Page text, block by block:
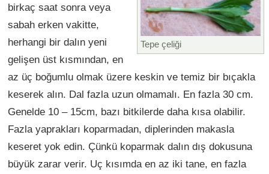
Tepe çeliği
birkaç saat sonra veya
sabah erken vakitte,
herhangi bir dalın yeni
gelişen üst kısmından, en
az üç boğumlu olmak üzere keskin ve temiz bir bıçakla
keserek alın. Dal fazla uzun olmamalı. En fazla 30 cm.
Genelde 10 – 15cm, bazı bitkilerde daha kısa olabilir.
Fazla yaprakları koparmadan, diplerinden makasla
keseret yok edin. Çünkü koparmak dalın dış dokusuna
büyük zarar verir. Uç kısımda en az iki tane, en fazla